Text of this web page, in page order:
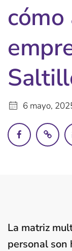
6 mayo,
La matriz
personal son